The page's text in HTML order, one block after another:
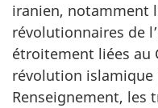
iranien, notamment
révolutionnaires de
étroitement liées au
révolution islamique
Renseignement, les